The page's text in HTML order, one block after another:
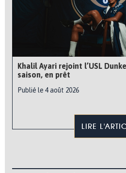
Khalil Ayari rejoint l’USL
saison, en prêt
Publié le 4 août 2026
LIRE